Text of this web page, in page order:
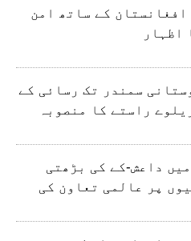
افغانستان کے ساتھ امن
اظہار
سمندر تک رسائی کے
راستے کا منصوبہ
داعش-کے کی بڑھتی
پر عالمی تعاون کی